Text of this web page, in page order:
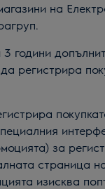
на
години
регистрира
за
страница
изисква